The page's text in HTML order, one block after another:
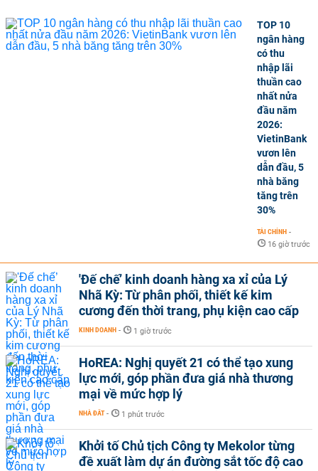
TOP 10
ngân hàng
có thu
nhập lãi
thuần cao
nhất nửa
đầu năm
2026:
VietinBank
vươn lên
dẫn đầu, 5
nhà băng
tăng trên
30%
TÀI CHÍNH -
16 giờ trước
'Đế chế’ kinh doanh hàng xa xỉ của Lý
Nhã Kỳ: Từ phân phối, thiết kế kim
cương đến thời trang, phụ kiện cao cấp
KINH DOANH - 1 giờ trước
HoREA: Nghị quyết 21 có thể tạo xung
lực mới, góp phần đưa giá nhà thương
mại về mức hợp lý
NHÀ ĐẤT - 1 phút trước
Khởi tố Chủ tịch Công ty Mekolor từng
đề xuất làm dự án đường sắt tốc độ cao